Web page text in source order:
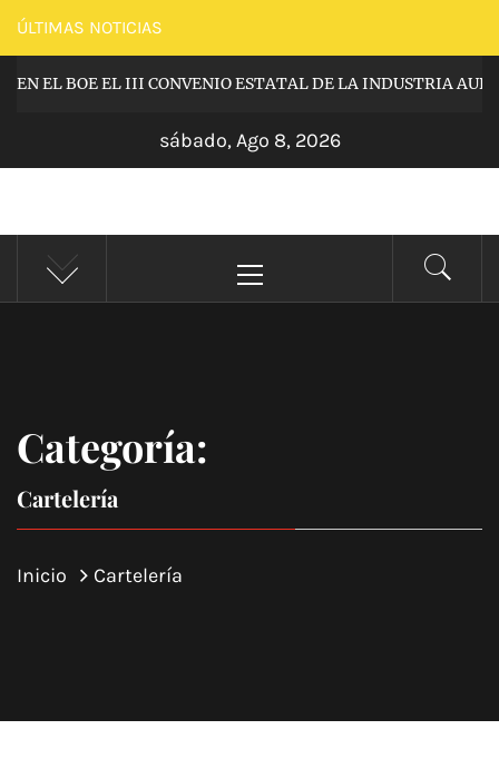
Saltar
al
contenido
ÚLTIMAS NOTICIAS
EN EL BOE EL III CONVENIO ESTATAL DE LA INDUSTRIA
sábado, Ago 8, 2026
SINDICATO
AUDIOVISUAL
principal
Categoría:
Cartelería
Inicio Cartelería